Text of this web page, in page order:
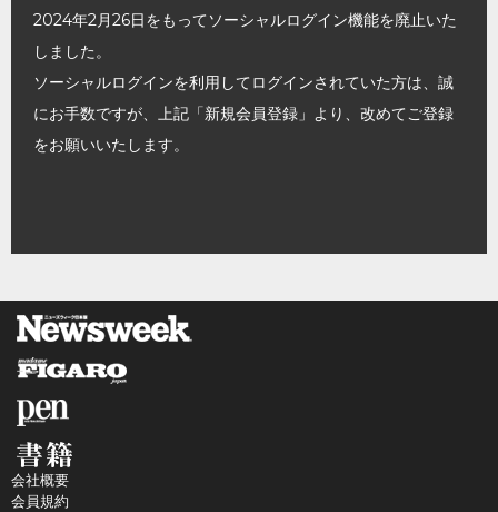
2024年2月26日をもってソーシャルログイン機能を廃止いた
しました。
ソーシャルログインを利用してログインされていた方は、誠
にお手数ですが、上記「新規会員登録」より、改めてご登録
をお願いいたします。
会社概要
会員規約